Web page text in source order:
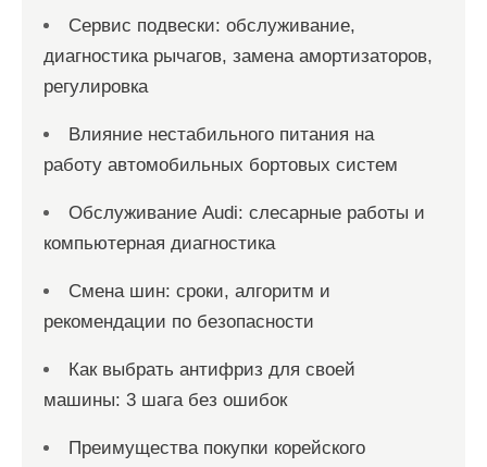
Сервис подвески: обслуживание,
диагностика рычагов, замена амортизаторов,
регулировка
Влияние нестабильного питания на
работу автомобильных бортовых систем
Обслуживание Audi: слесарные работы и
компьютерная диагностика
Смена шин: сроки, алгоритм и
рекомендации по безопасности
Как выбрать антифриз для своей
машины: 3 шага без ошибок
Преимущества покупки корейского